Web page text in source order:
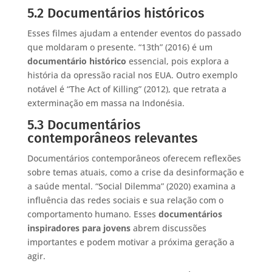
5.2 Documentários históricos
Esses filmes ajudam a entender eventos do passado
que moldaram o presente. “13th” (2016) é um
documentário histórico essencial, pois explora a
história da opressão racial nos EUA. Outro exemplo
notável é “The Act of Killing” (2012), que retrata a
exterminação em massa na Indonésia.
5.3 Documentários
contemporâneos relevantes
Documentários contemporâneos oferecem reflexões
sobre temas atuais, como a crise da desinformação e
a saúde mental. “Social Dilemma” (2020) examina a
influência das redes sociais e sua relação com o
comportamento humano. Esses documentários
inspiradores para jovensabrem discussões
importantes e podem motivar a próxima geração a
agir.